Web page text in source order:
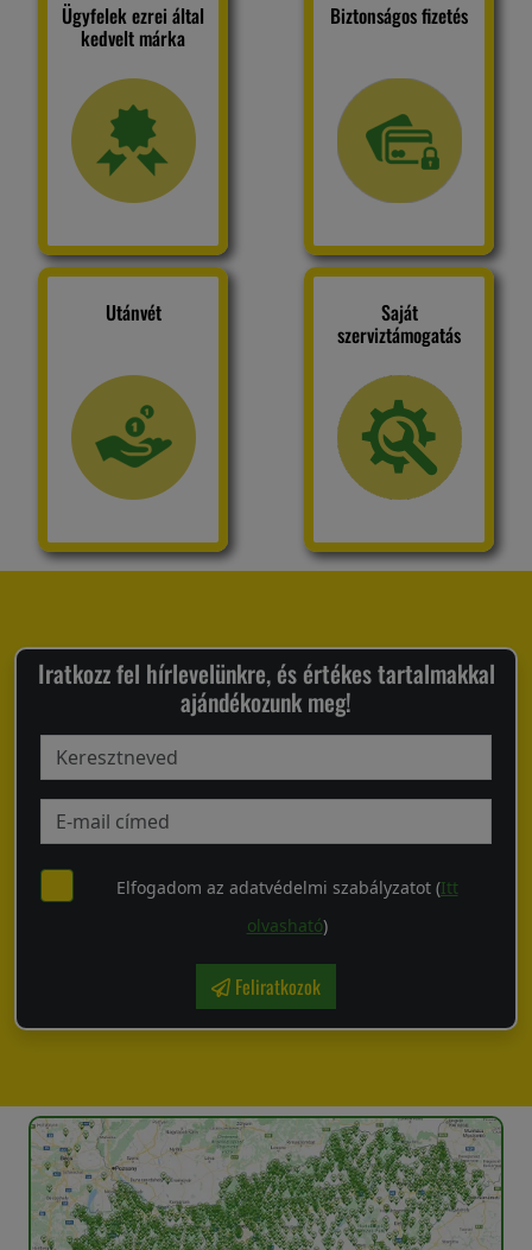
Ügyfelek ezrei által
kedvelt márka
Biztonságos fizetés
Utánvét Saját
szerviztámogatás
Iratkozz fel hírlevelünkre, és értékes tartalmakkal
ajándékozunk meg!
Elfogadom az adatvédelmi szabályzatot (Itt
olvasható)
Feliratkozok